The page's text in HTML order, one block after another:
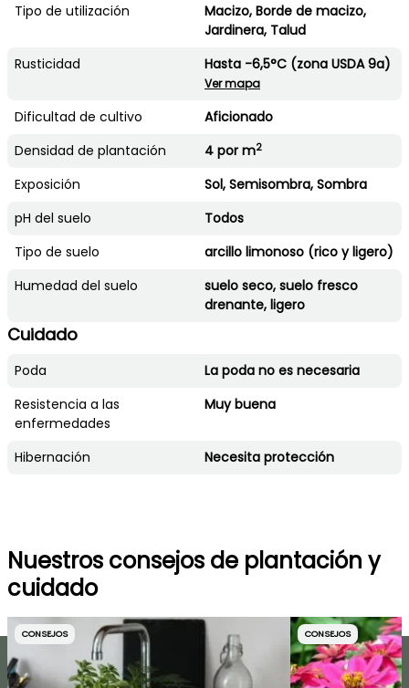
Tipo de utilización
Macizo, Borde de macizo,
Jardinera, Talud
Rusticidad
Hasta -6,5°C (zona USDA 9a)
Ver mapa
Dificultad de cultivo
Aficionado
Densidad de plantación
4 por m2
Exposición
Sol, Semisombra, Sombra
pH del suelo
Todos
Tipo de suelo
arcillo limonoso (rico y ligero)
Humedad del suelo
suelo seco, suelo fresco
drenante, ligero
Cuidado
Poda
La poda no es necesaria
Resistencia a las
enfermedades
Muy buena
Hibernación Necesita protección
Nuestros consejos de plantación y
cuidado
CONSEJOS CONSEJOS